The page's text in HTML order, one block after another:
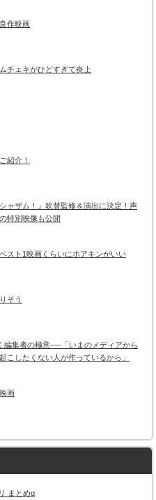
作映画
チェキがひどすぎて炎上
紹介！
ャザム！』吹替監修＆演出に決定！声
特別映像も公開
スト1映画くらいにホアキンがいい
そう
編集者の極意──「いまのメディアから
こしたくない人が作っているから」
画
まとめα